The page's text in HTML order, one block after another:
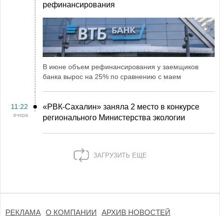
рефинансирования
В июне объем рефинансирования у заемщиков
банка вырос на 25% по сравнению с маем
11:22
вчера
«РВК‑Сахалин» заняла 2 место в конкурсе
регионального Министерства экологии
ЗАГРУЗИТЬ ЕЩЕ
РЕКЛАМА О КОМПАНИИ АРХИВ НОВОСТЕЙ